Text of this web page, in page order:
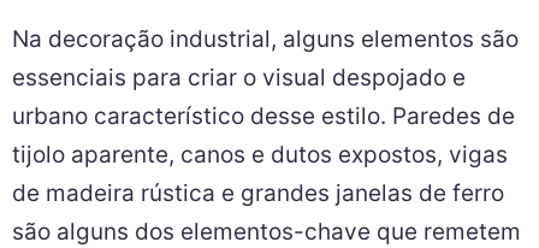
Na decoração industrial, alguns elementos são
essenciais para criar o visual despojado e
urbano característico desse estilo. Paredes de
tijolo aparente, canos e dutos expostos, vigas
de madeira rústica e grandes janelas de ferro
são alguns dos elementos-chave que remetem